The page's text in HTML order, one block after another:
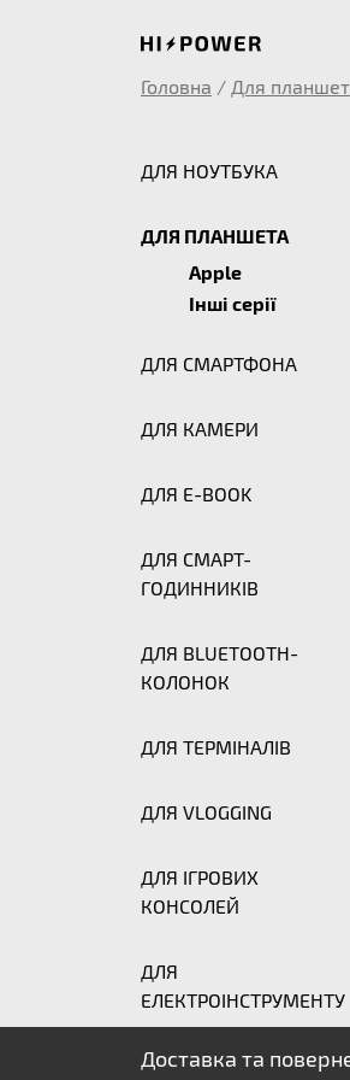
Головна / Для
ДЛЯ НОУТБУКА
ДЛЯ ПЛАНШЕТА
Apple
Інші серії
ДЛЯ СМАРТФОНА
ДЛЯ КАМЕРИ
ДЛЯ E-BOOK
ДЛЯ СМАРТ-
ГОДИННИКІВ
ДЛЯ BLUETOOTH-
КОЛОНОК
ДЛЯ ТЕРМІНАЛІВ
ДЛЯ VLOGGING
ДЛЯ ІГРОВИХ
КОНСОЛЕЙ
ДЛЯ
ЕЛЕКТРОІНСТРУМЕНТУ
Доставка та